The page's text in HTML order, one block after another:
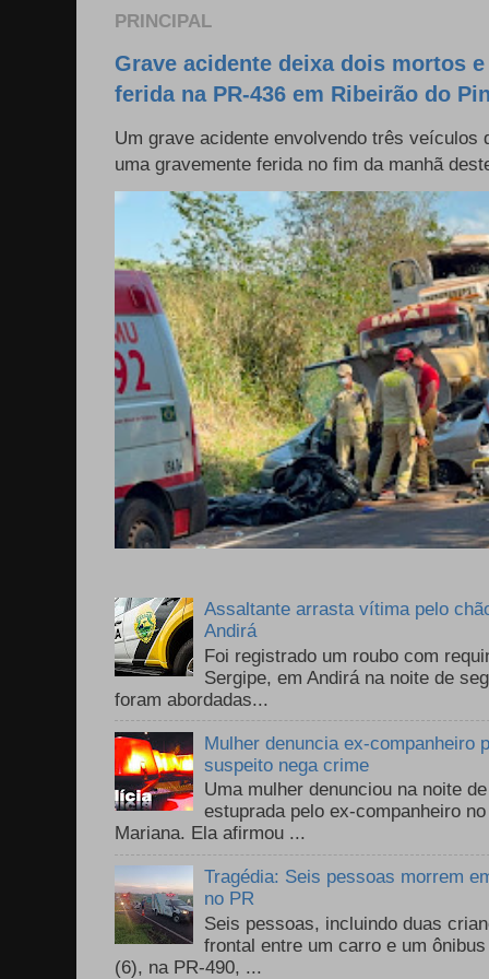
PRINCIPAL
Grave acidente deixa dois mortos
ferida na PR-436 em Ribeirão do
Um grave acidente envolvendo três veículos
uma gravemente ferida no fim da manhã
Assaltante arrasta vítima pelo
Andirá
Foi registrado um roubo com
Sergipe, em Andirá na noite de
foram abordadas...
Mulher denuncia ex-companheiro
suspeito nega crime
Uma mulher denunciou na noite
estuprada pelo ex-companheiro
Mariana. Ela afirmou ...
Tragédia: Seis pessoas morrem
no PR
Seis pessoas, incluindo duas
frontal entre um carro e um
(6), na PR-490, ...